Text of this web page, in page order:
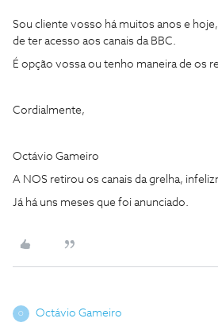
Sou cliente vosso há muitos anos e
de ter acesso aos canais da BBC.
É opção vossa ou tenho maneira de os
Cordialmente,
Octávio Gameiro
A NOS retirou os canais da grelha,
Já há uns meses que foi anunciado.
O Octávio Gameiro